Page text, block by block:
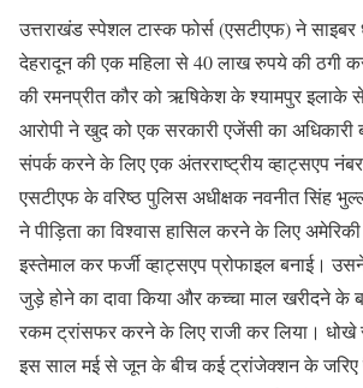
उत्तराखंड स्पेशल टास्क फोर्स (एसटीएफ) ने साइबर
देहरादून की एक महिला से 40 लाख रुपये की ठगी
की रमनप्रीत कौर को ऋषिकेश के श्यामपुर इलाके से
आरोपी ने खुद को एक सरकारी एजेंसी का अधिकारी
संपर्क करने के लिए एक अंतरराष्ट्रीय व्हाट्सएप
एसटीएफ के वरिष्ठ पुलिस अधीक्षक नवनीत सिंह
ने पीड़िता का विश्वास हासिल करने के लिए अमेरिकी
इस्तेमाल कर फर्जी व्हाट्सएप प्रोफाइल बनाई।
जुड़े होने का दावा किया और कच्चा माल खरीदने के
रकम ट्रांसफर करने के लिए राजी कर लिया। धोखे
इस साल मई से जून के बीच कई ट्रांजेक्शन के